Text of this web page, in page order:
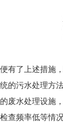
上述措施，
的污水处理方
废水处理设施
查频率低等情